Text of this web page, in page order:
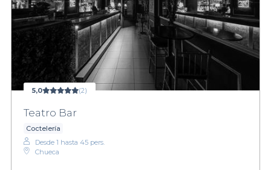
5,0 (2)
Teatro Bar
Coctelería
Desde 1 hasta 45 pers.
Chueca